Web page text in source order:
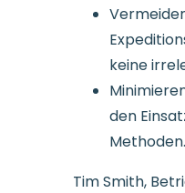
keine
den
Methoden.
Tim Smith,